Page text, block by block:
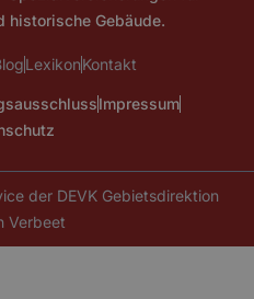
historische Gebäude.
LexikonKontakt
Impressum
der DEVK Gebietsdirektion
Verbeet